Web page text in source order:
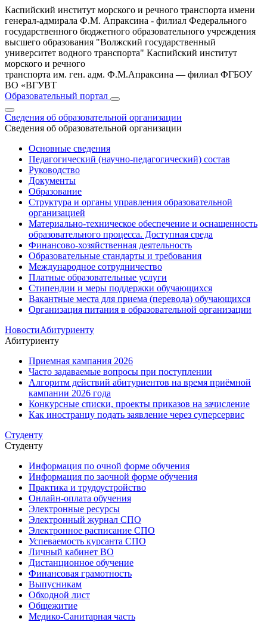
Каспийский институт морского и речного транспорта имени
генерал-адмирала Ф.М. Апраксина - филиал Федерального
государственного бюджетного образовательного учреждения
высшего образования "Волжский государственный
университет водного транспорта" Каспийский институт
морского и речного
транспорта им. ген. адм. Ф.М.Апраксина — филиал ФГБОУ
ВО «ВГУВТ
Образовательный портал
Сведения об образовательной организации
Сведения об образовательной организации
Основные сведения
Педагогический (научно-педагогический) состав
Руководство
Документы
Образование
Структура и органы управления образовательной
организацией
Материально-техническое обеспечение и оснащенность
образовательного процесса. Доступная среда
Финансово-хозяйственная деятельность
Образовательные стандарты и требования
Международное сотрудничество
Платные образовательные услуги
Стипендии и меры поддержки обучающихся
Вакантные места для приема (перевода) обучающихся
Организация питания в образовательной организации
НовостиАбитуриенту
Абитуриенту
Приемная кампания 2026
Часто задаваемые вопросы при поступлении
Алгоритм действий абитуриентов на время приёмной
кампании 2026 года
Конкурсные списки, проекты приказов на зачисление
Как иностранцу подать заявление через суперсервис
Студенту
Студенту
Информация по очной форме обучения
Информация по заочной форме обучения
Практика и трудоустройство
Онлайн-оплата обучения
Электронные ресурсы
Электронный журнал СПО
Электронное расписание СПО
Успеваемость курсанта СПО
Личный кабинет ВО
Дистанционное обучение
Финансовая грамотность
Выпусникам
Обходной лист
Общежитие
Медико-Санитарная часть